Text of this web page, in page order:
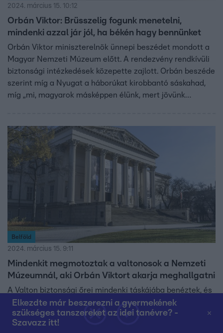
Elkezdte már beszerezni a gyermekének
szükséges tanszereket az idei tanévre? -
Szavazz itt!
2024. március 15. 10:12
Orbán Viktor: Brüsszelig fogunk menetelni,
mindenki azzal jár jól, ha békén hagy bennünket
Orbán Viktor miniszterelnök ünnepi beszédet mondott a
Magyar Nemzeti Múzeum előtt. A rendezvény rendkívüli
biztonsági intézkedések közepette zajlott. Orbán beszéde
szerint míg a Nyugat a háborúkat kirobbantó sáskahad,
míg „mi, magyarok másképpen élünk, mert jövünk
amihez kedve van, hanem a célok. Egyszerre vagyunk
katedrálisépítők és tüske a köröm alatt.
Belföld
2024. március 15. 9:11
Mindenkit megmotoztak a valtonosok a Nemzeti
Múzeumnál, aki Orbán Viktort akarja meghallgatni
A Valton biztonsági őrei mindenki táskájába benéztek, és
a ruhájukat is átvizsgálták.